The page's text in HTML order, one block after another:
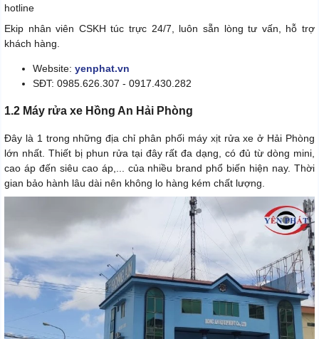
hotline
Ekip nhân viên CSKH túc trực 24/7, luôn sẵn lòng tư vấn, hỗ trợ
khách hàng.
Website: yenphat.vn
SĐT: 0985.626.307 - 0917.430.282
1.2 Máy rửa xe Hồng An Hải Phòng
Đây là 1 trong những địa chỉ phân phối máy xịt rửa xe ở Hải Phòng
lớn nhất. Thiết bị phun rửa tại đây rất đa dạng, có đủ từ dòng mini,
cao áp đến siêu cao áp,... của nhiều brand phổ biến hiện nay. Thời
gian bảo hành lâu dài nên không lo hàng kém chất lượng.